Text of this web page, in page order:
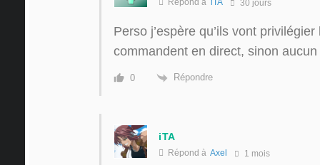
Répond à iTA 30 jours
Perso j’espère qu’ils vont
commandent en direct, sinon
0 Répondre
iTA
Répond à Axel 1 mois